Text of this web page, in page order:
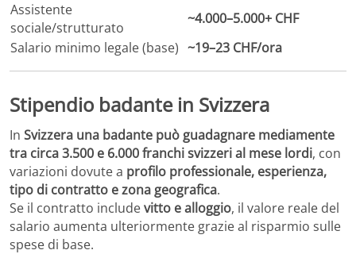
Assistente
sociale/strutturato
~4.000–5.000+ CHF
Salario minimo legale (base) ~19–23 CHF/ora
Stipendio badante in Svizzera
In Svizzera una badante può guadagnare mediamente
tra circa 3.500 e 6.000 franchi svizzeri al mese lordi, con
variazioni dovute a profilo professionale, esperienza,
tipo di contratto e zona geografica.
Se il contratto includevitto e alloggio, il valore reale del
salario aumenta ulteriormente grazie al risparmio sulle
spese di base.